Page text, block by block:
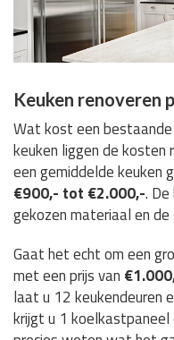
Keuken renoveren
Wat kost een bestaande
keuken liggen de kosten
een gemiddelde keuken
€900,- tot €2.000,-.
gekozen materiaal en
Gaat het echt om een
met een prijs van
laat u 12 keukendeuren
krijgt u 1